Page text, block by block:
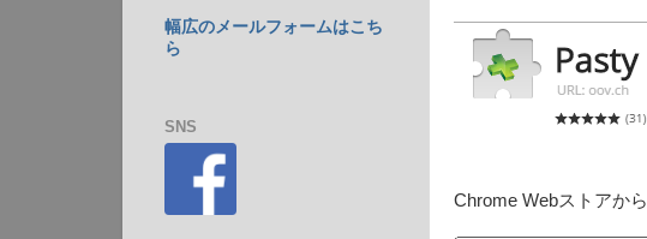
Chrome Webストアから
幅広のメールフォームはこち
ら
SNS